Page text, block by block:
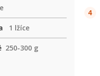
1 lžíce
250-300 g